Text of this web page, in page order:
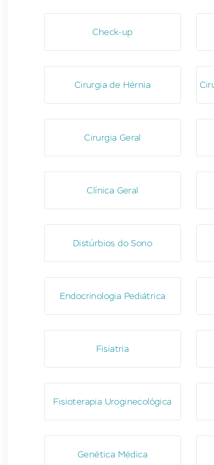
Check-up
Cirurgia de Hérnia
Cirurgia Geral
Clínica Geral
Distúrbios do Sono
Endocrinologia Pediátrica
Fisiatria
Fisioterapia Uroginecológica
Genética Médica